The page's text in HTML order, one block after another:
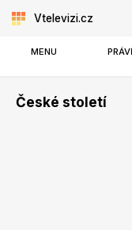
Vtelevizi.cz
MENU
České století